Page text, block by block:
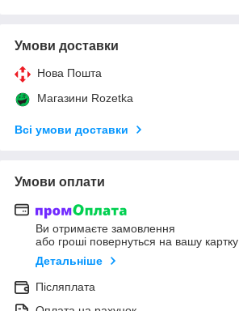
Умови доставки
Нова Пошта
Магазини Rozetka
Всі умови доставки
Умови оплати
Ви отримаєте замовлення
або гроші повернуться на вашу картку
Детальніше
Післяплата